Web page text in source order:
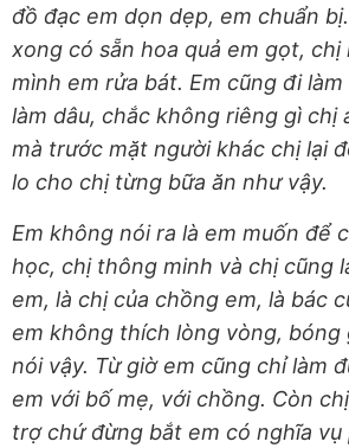
đồ đạc em dọn dẹp, em chuẩn
xong có sẵn hoa quả em gọt,
mình em rửa bát. Em cũng đi
làm dâu, chắc không riêng gì chị
mà trước mặt người khác chị lại
lo cho chị từng bữa ăn như vậy.
Em không nói ra là em muốn để
học, chị thông minh và chị cũng
em, là chị của chồng em, là bác
em không thích lòng vòng, bóng
nói vậy. Từ giờ em cũng chỉ làm
em với bố mẹ, với chồng. Còn
trợ chứ đừng bắt em có nghĩa vụ